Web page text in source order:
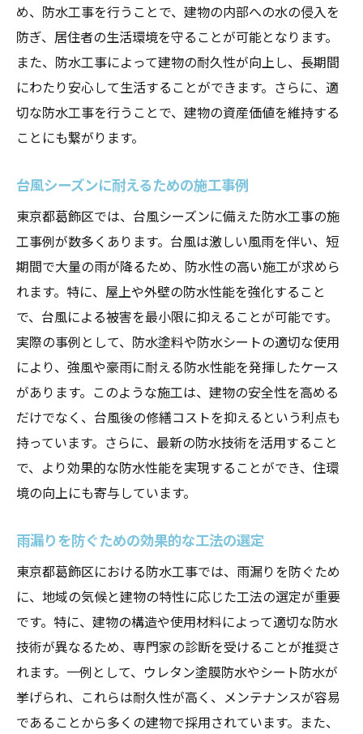
め、防水工事を行うことで、建物の内部への水の侵入を
防ぎ、居住者の生活環境を守ることが可能となります。
また、防水工事によって建物の耐久性が向上し、長期間
にわたり安心して生活することができます。さらに、適
切な防水工事を行うことで、建物の資産価値を維持する
ことにも繋がります。
台風シーズンに耐えるための施工事例
東京都葛飾区では、台風シーズンに備えた防水工事の施
工事例が数多くあります。台風は激しい風雨を伴い、短
期間で大量の雨が降るため、防水性の高い施工が求めら
れます。特に、屋上や外壁の防水性能を強化すること
で、台風による被害を最小限に抑えることが可能です。
実際の事例として、防水塗料や防水シートの適切な使用
により、強風や豪雨に耐える防水性能を発揮したケース
があります。このような施工は、建物の安全性を高める
だけでなく、台風後の修繕コストを抑えるという利点も
持っています。さらに、最新の防水技術を活用すること
で、より効果的な防水性能を実現することができ、住環
境の向上にも寄与しています。
雨漏りを防ぐための効果的な工法の選定
東京都葛飾区における防水工事では、雨漏りを防ぐため
に、地域の気候と建物の特性に応じた工法の選定が重要
です。特に、建物の構造や使用材料によって適切な防水
技術が異なるため、専門家の診断を受けることが推奨さ
れます。一例として、ウレタン塗膜防水やシート防水が
挙げられ、これらは耐久性が高く、メンテナンスが容易
であることから多くの建物で採用されています。また、